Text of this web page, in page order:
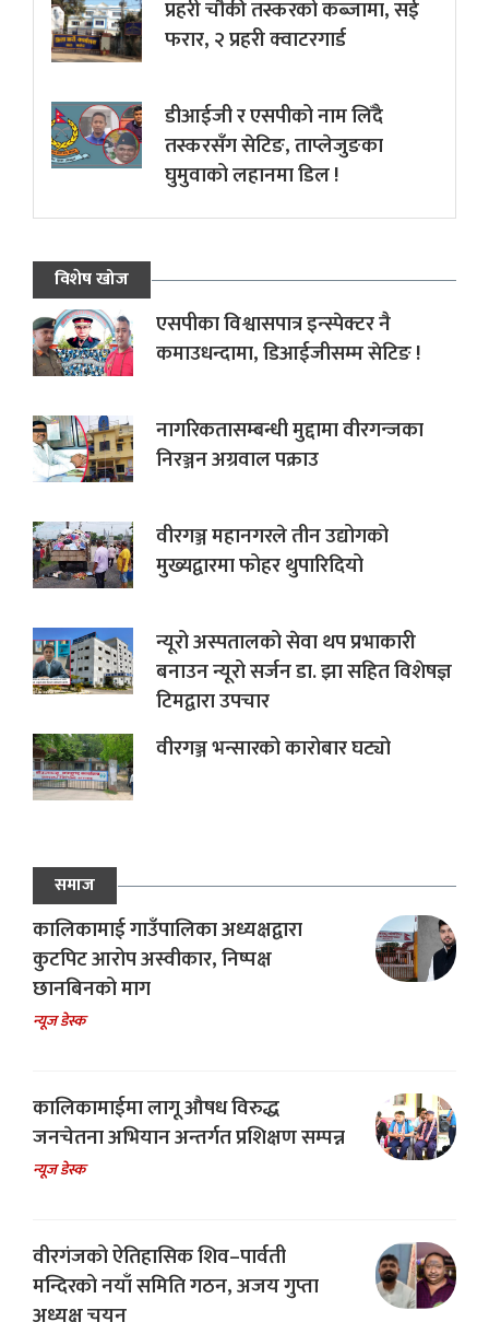
प्रहरी चौकी तस्करको कब्जामा, सई
फरार, २ प्रहरी क्वाटरगार्ड
डीआईजी र एसपीको नाम लिँदै
तस्करसँग सेटिङ, ताप्लेजुङका
घुमुवाको लहानमा डिल !
विशेष खोज
एसपीका विश्वासपात्र इन्स्पेक्टर नै
कमाउधन्दामा, डिआईजीसम्म सेटिङ !
नागरिकतासम्बन्धी मुद्दामा वीरगन्जका
निरञ्जन अग्रवाल पक्राउ
वीरगञ्ज महानगरले तीन उद्योगको
मुख्यद्वारमा फोहर थुपारिदियो
न्यूरो अस्पतालको सेवा थप प्रभाकारी
बनाउन न्यूरो सर्जन डा. झा सहित विशेषज्ञ
टिमद्वारा उपचार
वीरगञ्ज भन्सारको कारोबार घट्यो
समाज
कालिकामाई गाउँपालिका अध्यक्षद्वारा
कुटपिट आरोप अस्वीकार, निष्पक्ष
छानबिनको माग
न्यूज डेस्क
कालिकामाईमा लागू औषध विरुद्ध
जनचेतना अभियान अन्तर्गत प्रशिक्षण सम्पन्न
न्यूज डेस्क
वीरगंजको ऐतिहासिक शिव–पार्वती
मन्दिरको नयाँ समिति गठन, अजय गुप्ता